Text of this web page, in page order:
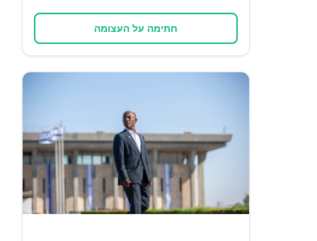
חתימה על העצומה